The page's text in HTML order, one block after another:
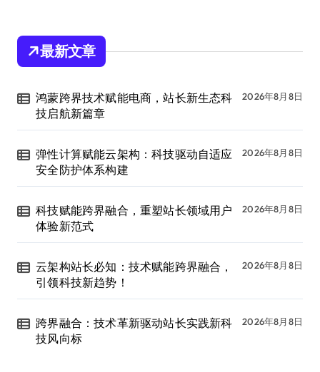
最新文章
鸿蒙跨界技术赋能电商，站长新生态科
技启航新篇章
2026年8月8日
弹性计算赋能云架构：科技驱动自适应
安全防护体系构建
2026年8月8日
科技赋能跨界融合，重塑站长领域用户
体验新范式
2026年8月8日
云架构站长必知：技术赋能跨界融合，
引领科技新趋势！
2026年8月8日
跨界融合：技术革新驱动站长实践新科
技风向标
2026年8月8日